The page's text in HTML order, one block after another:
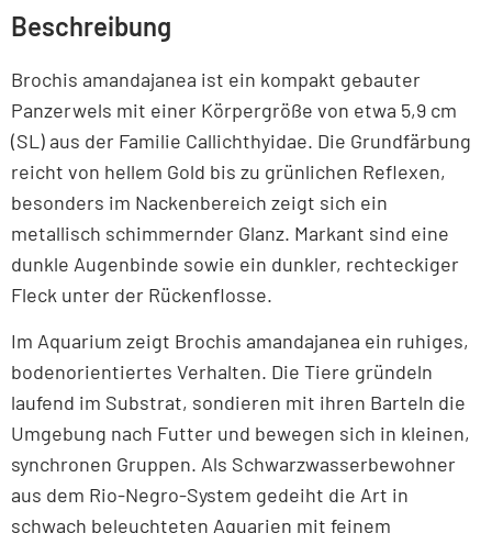
Beschreibung
Brochis amandajanea ist ein kompakt gebauter
Panzerwels mit einer Körpergröße von etwa 5,9 cm
(SL) aus der Familie Callichthyidae. Die Grundfärbung
reicht von hellem Gold bis zu grünlichen Reflexen,
besonders im Nackenbereich zeigt sich ein
metallisch schimmernder Glanz. Markant sind eine
dunkle Augenbinde sowie ein dunkler, rechteckiger
Fleck unter der Rückenflosse.
Im Aquarium zeigt Brochis amandajanea ein ruhiges,
bodenorientiertes Verhalten. Die Tiere gründeln
laufend im Substrat, sondieren mit ihren Barteln die
Umgebung nach Futter und bewegen sich in kleinen,
synchronen Gruppen. Als Schwarzwasserbewohner
aus dem Rio-Negro-System gedeiht die Art in
schwach beleuchteten Aquarien mit feinem